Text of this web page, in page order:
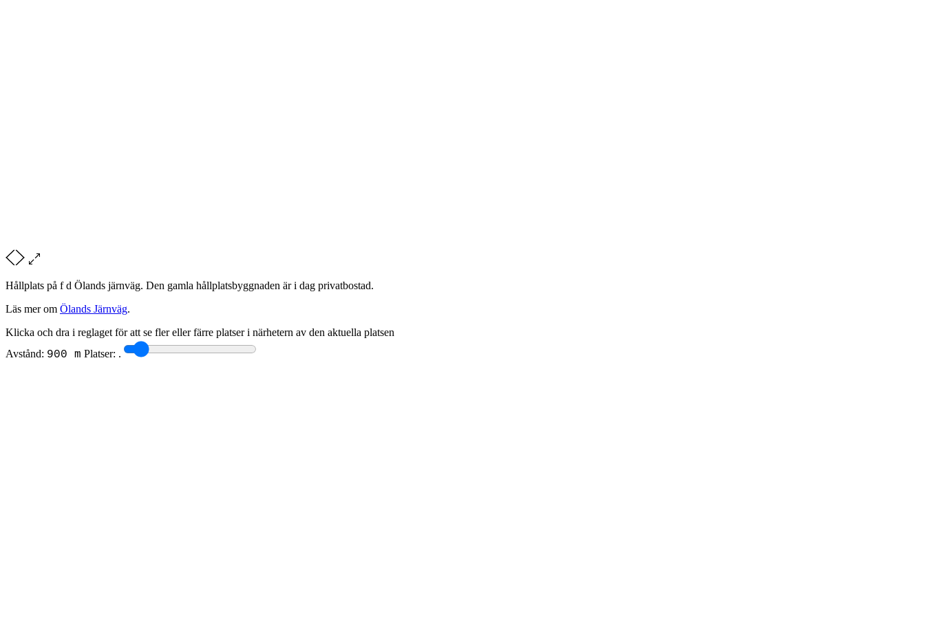
Hållplats på f d Ölands järnväg. Den gamla hållplatsbyggnaden är i dag privatbostad.
Läs mer om Ölands Järnväg.
Klicka och dra i reglaget för att se fler eller färre platser i närhetern av den aktuella platsen
Avstånd: 900 m Platser: .